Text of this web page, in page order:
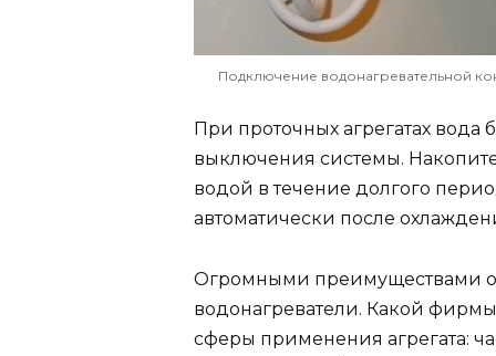
Подключение водонагревательной
При проточных агрегатах вода
выключения системы.
водой в течение долгого
автоматически после
Огромными преимуществами
водонагреватели. Какой
сферы применения агрегата: